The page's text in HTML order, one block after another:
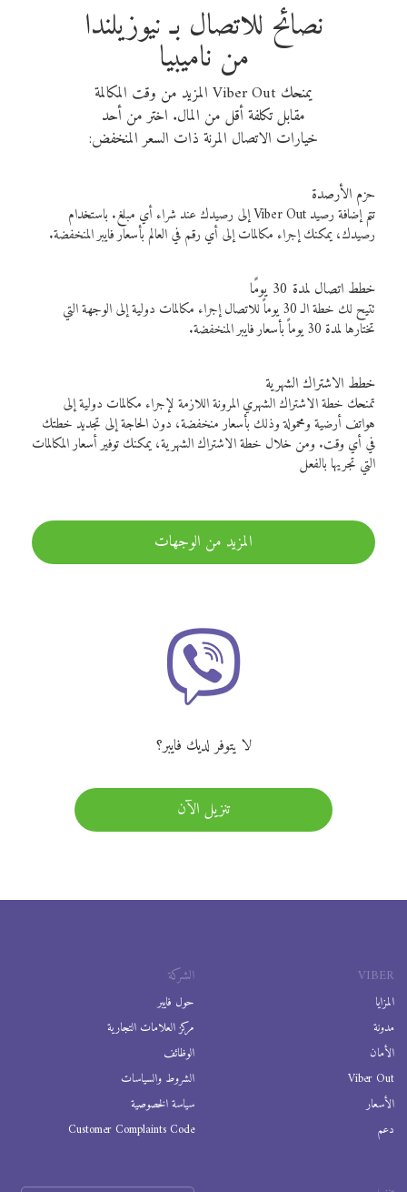
نصائح للاتصال بـ نيوزيلندا
من ناميبيا
يمنحك Viber Out المزيد من وقت المكالمة
مقابل تكلفة أقل من المال. اختر من أحد
خيارات الاتصال المرنة ذات السعر المنخفض:
حزم الأرصدة
تتم إضافة رصيد Viber Out إلى رصيدك عند شراء أي مبلغ. باستخدام
رصيدك، يمكنك إجراء مكالمات إلى أي رقم في العالم بأسعار فايبر المنخفضة.
خطط اتصال لمدة 30 يومًا
تتيح لك خطة الـ 30 يوماً للاتصال إجراء مكالمات دولية إلى الوجهة التي
تختارها لمدة 30 يوماً بأسعار فايبر المنخفضة.
خطط الاشتراك الشهرية
تمنحك خطة الاشتراك الشهري المرونة اللازمة لإجراء مكالمات دولية إلى
هواتف أرضية ومحمولة وذلك بأسعار منخفضة، دون الحاجة إلى تجديد خطتك
في أي وقت. ومن خلال خطة الاشتراك الشهرية، يمكنك توفير أسعار المكالمات
التي تجريها بالفعل
المزيد من الوجهات
لا يتوفر لديك فايبر؟
تنزيل الآن
VIBER
المزايا
مدونة
الأمان
Viber Out
الأسعار
دعم
الشركة
حول فايبر
مركز العلامات التجارية
الوظائف
الشروط والسياسات
سياسة الخصوصية
Customer Complaints Code